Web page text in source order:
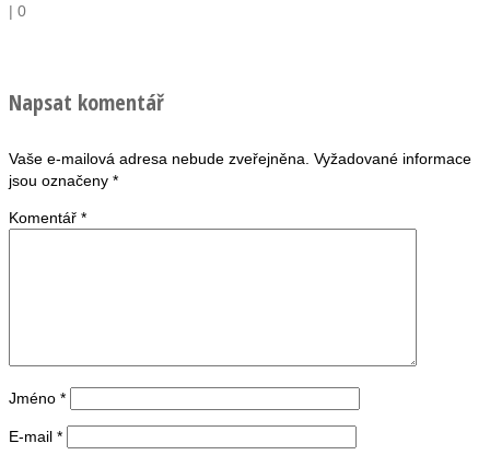
| 0
Napsat komentář
Vaše e-mailová adresa nebude zveřejněna. Vyžadované informace
jsou označeny *
Komentář *
Jméno *
E-mail *